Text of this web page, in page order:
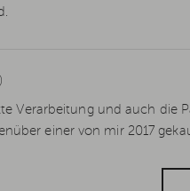
Verarbeitung und auch die
einer von mir 2017